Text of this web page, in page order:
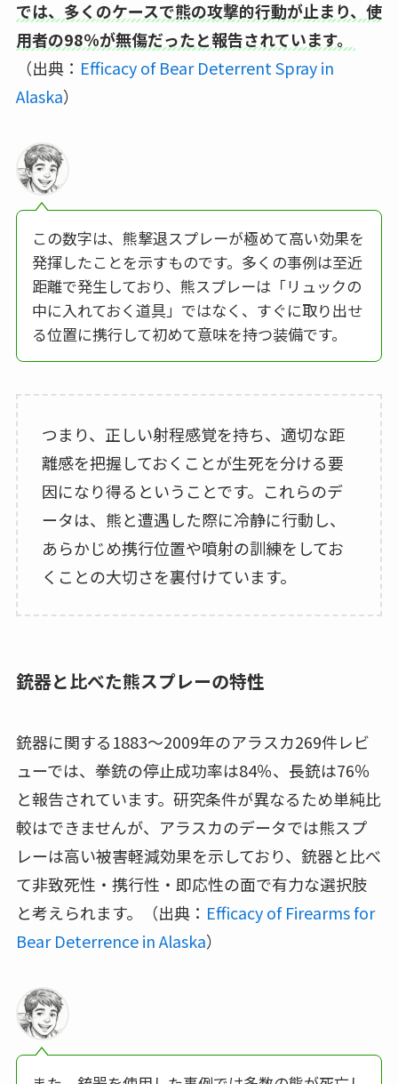
では、多くのケースで熊の攻撃的行動が止まり、使
用者の98％が無傷だったと報告されています。
（出典： Efficacy of Bear Deterrent Spray in
Alaska）
この数字は、熊撃退スプレーが極めて高い効果を
発揮したことを示すものです。多くの事例は至近
距離で発生しており、熊スプレーは「リュックの
中に入れておく道具」ではなく、すぐに取り出せ
る位置に携行して初めて意味を持つ装備です。
つまり、正しい射程感覚を持ち、適切な距
離感を把握しておくことが生死を分ける要
因になり得るということです。これらのデ
ータは、熊と遭遇した際に冷静に行動し、
あらかじめ携行位置や噴射の訓練をしてお
くことの大切さを裏付けています。
銃器と比べた熊スプレーの特性
銃器に関する1883〜2009年のアラスカ269件レビ
ューでは、拳銃の停止成功率は84％、長銃は76％
と報告されています。研究条件が異なるため単純比
較はできませんが、アラスカのデータでは熊スプ
レーは高い被害軽減効果を示しており、銃器と比べ
て非致死性・携行性・即応性の面で有力な選択肢
と考えられます。（出典： Efficacy of Firearms for
Bear Deterrence in Alaska）